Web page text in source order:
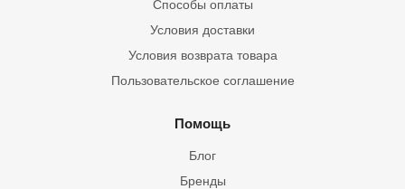
Способы оплаты
Условия доставки
Условия возврата товара
Пользовательское соглашение
Помощь
Блог
Бренды